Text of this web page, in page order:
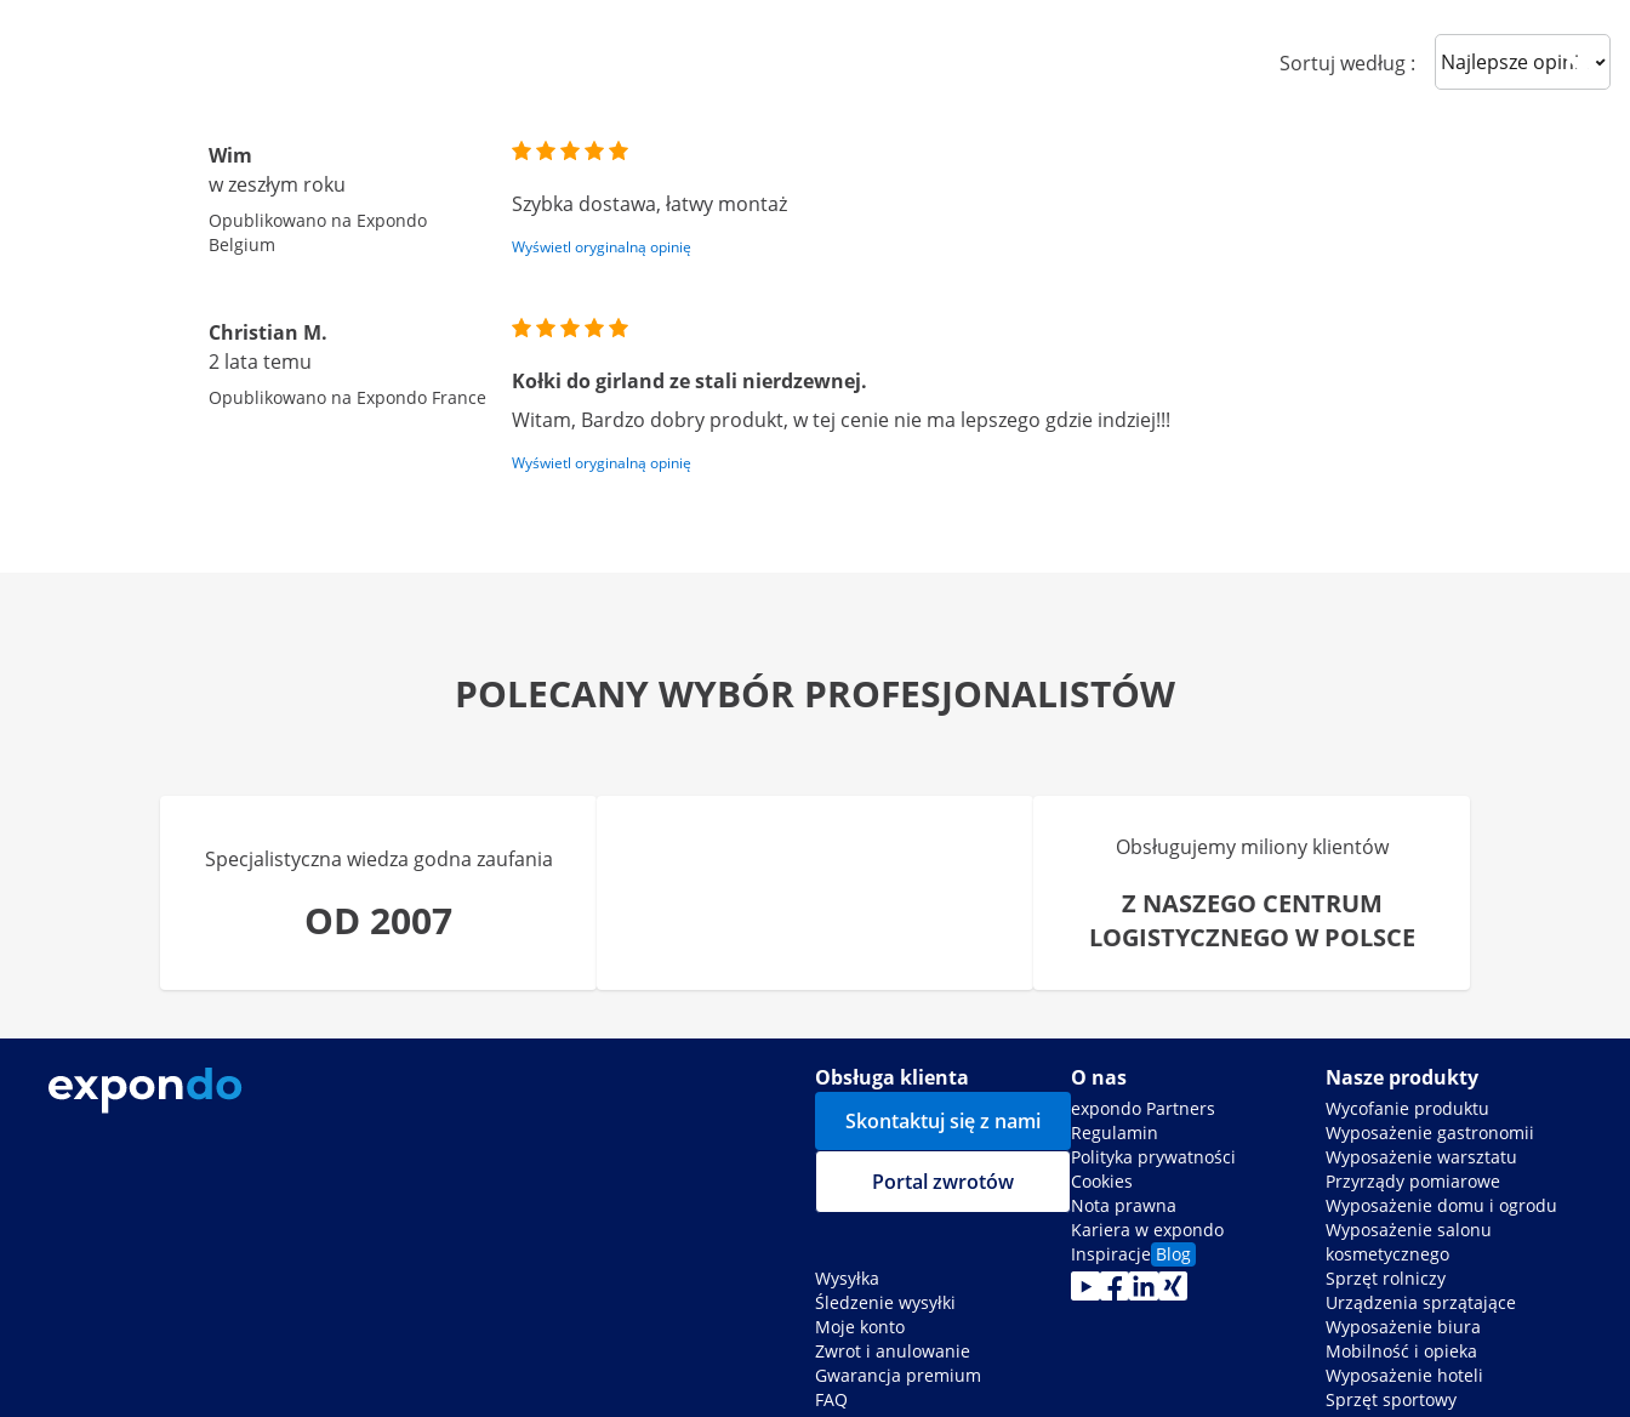
Sortuj według : Sort reviews
Wim
w zeszłym roku
Opublikowano na Expondo
Belgium
Szybka dostawa, łatwy montaż
Wyświetl oryginalną opinię
Christian M.
2 lata temu
Opublikowano na Expondo France
Kołki do girland ze stali nierdzewnej.
Witam, Bardzo dobry produkt, w tej cenie nie ma lepszego gdzie indziej!!!
Wyświetl oryginalną opinię
POLECANY WYBÓR PROFESJONALISTÓW
Specjalistyczna wiedza godna zaufania
OD 2007
Obsługujemy miliony klientów
Z NASZEGO CENTRUM
LOGISTYCZNEGO W POLSCE
Obsługa klienta
Skontaktuj się z nami
Portal zwrotów
Wysyłka
Śledzenie wysyłki
Moje konto
Zwrot i anulowanie
Gwarancja premium
FAQ
O nas
expondo Partners
Regulamin
Polityka prywatności
Cookies
Nota prawna
Kariera w expondo
Inspiracje Blog
Nasze produkty
Wycofanie produktu
Wyposażenie gastronomii
Wyposażenie warsztatu
Przyrządy pomiarowe
Wyposażenie domu i ogrodu
Wyposażenie salonu
kosmetycznego
Sprzęt rolniczy
Urządzenia sprzątające
Wyposażenie biura
Mobilność i opieka
Wyposażenie hoteli
Sprzęt sportowy